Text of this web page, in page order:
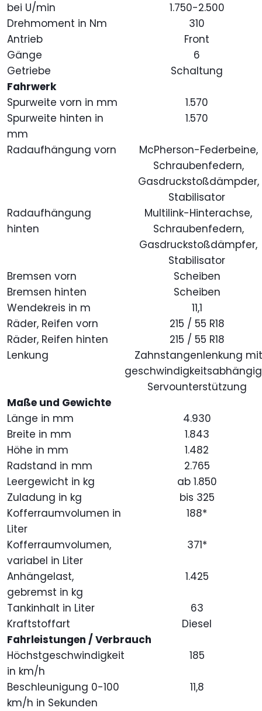
bei U/min
1.750-2.500
Drehmoment in Nm
310
Antrieb
Front
Gänge
6
Getriebe
Schaltung
Fahrwerk
Spurweite vorn in mm
1.570
Spurweite hinten in
mm
1.570
Radaufhängung vorn
McPherson-Federbeine,
Schraubenfedern,
Gasdruckstoßdämpder,
Stabilisator
Radaufhängung
hinten
Multilink-Hinterachse,
Schraubenfedern,
Gasdruckstoßdämpfer,
Stabilisator
Bremsen vorn
Scheiben
Bremsen hinten
Scheiben
Wendekreis in m
11,1
Räder, Reifen vorn
215 / 55 R18
Räder, Reifen hinten
215 / 55 R18
Lenkung
Zahnstangenlenkung mit
Servounterstützung
Maße und Gewichte
Länge in mm
4.930
Breite in mm
1.843
Höhe in mm
1.482
Radstand in mm
2.765
Leergewicht in kg
ab 1.850
Zuladung in kg
bis 325
Kofferraumvolumen in
Liter
188*
Kofferraumvolumen,
variabel in Liter
371*
Anhängelast,
gebremst in kg
1.425
Tankinhalt in Liter
63
Kraftstoffart
Diesel
Fahrleistungen / Verbrauch
Höchstgeschwindigkeit
in km/h
185
Beschleunigung 0-100
km/h in Sekunden
11,8